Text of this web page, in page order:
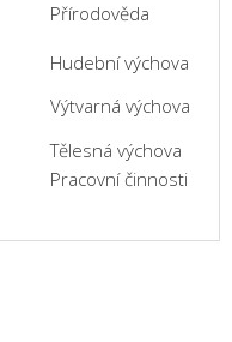
Přírodověda
Hudební výchova
Výtvarná výchova
Tělesná výchova
Pracovní činnosti